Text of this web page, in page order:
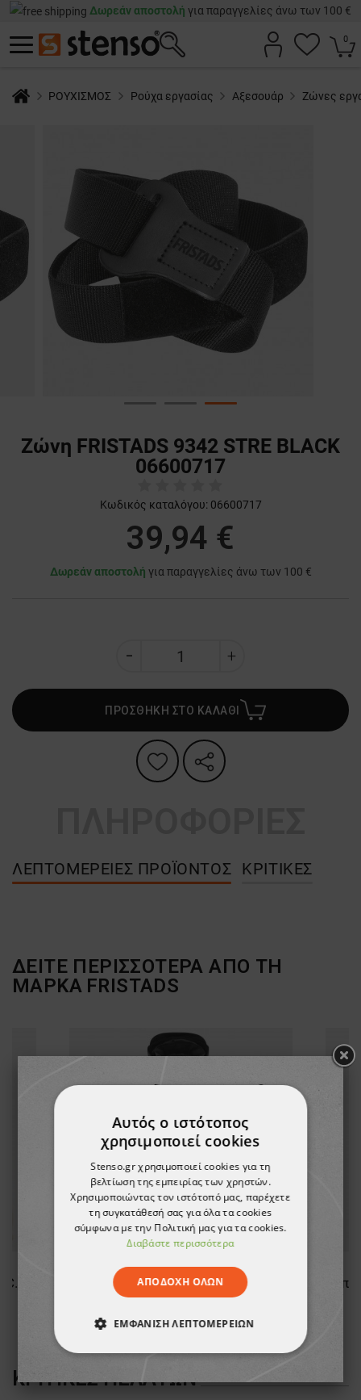
Δωρεάν αποστολή για παραγγελίες άνω των 100 €
0
ΡΟΥΧΙΣΜΟΣ Ρούχα εργασίας Αξεσουάρ Ζώνες
Ζώνη FRISTADS 9342 STRE BLACK
06600717
Κωδικός καταλόγου: 06600717
39,94 €
Δωρεάν αποστολή για παραγγελίες άνω των 100 €
ΠΡΟΣΘΗΚΗ ΣΤΟ ΚΑΛΑΘΙ
ΛΕΠΤΟΜΈΡΕΙΕΣ ΠΡΟΪΌΝΤΟΣ ΚΡΙΤΙΚΈΣ
ΔΕΙΤΕ ΠΕΡΙΣΣΟΤΕΡΑ ΑΠΟ ΤΗ
ΜΑΡΚΑ FRISTADS
Γυναικείο μπουφάν FRISTADS COPPER PILE FLEECE WHITE
289,11 €
ΚΡΙΤΙΚΈΣ ΠΕΛΑΤΏΝ
Αυτός ο ιστότοπος
χρησιμοποιεί cookies
Stenso.gr χρησιμοποιεί cookies για τη
βελτίωση της εμπειρίας των χρηστών.
Χρησιμοποιώντας τον ιστότοπό μας, παρέχετε
τη συγκατάθεσή σας για όλα τα cookies
σύμφωνα με την Πολιτική μας για τα cookies.
Διαβάστε περισσότερα
ΑΠΟΔΟΧΉ ΌΛΩΝ
ΕΜΦΆΝΙΣΗ ΛΕΠΤΟΜΕΡΕΙΏΝ
ΑΠΟΛΎΤΩΣ ΑΠΑΡΑΊΤΗΤΑ